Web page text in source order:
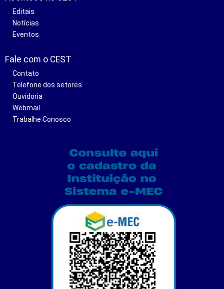
Editais
Notícias
Eventos
Fale com o CEST
Contato
Telefone dos setores
Ouvidoria
Webmail
Trabalhe Conosco